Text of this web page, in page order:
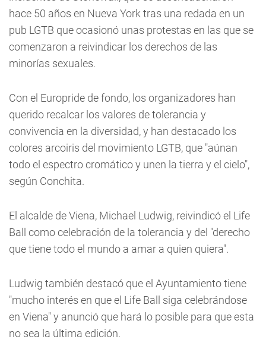
hace 50 años en Nueva York tras una redada en un
pub LGTB que ocasionó unas protestas en las que se
comenzaron a reivindicar los derechos de las
minorías sexuales.
Con el Europride de fondo, los organizadores han
querido recalcar los valores de tolerancia y
convivencia en la diversidad, y han destacado los
colores arcoiris del movimiento LGTB, que "aúnan
todo el espectro cromático y unen la tierra y el cielo",
según Conchita.
El alcalde de Viena, Michael Ludwig, reivindicó el Life
Ball como celebración de la tolerancia y del "derecho
que tiene todo el mundo a amar a quien quiera".
Ludwig también destacó que el Ayuntamiento tiene
"mucho interés en que el Life Ball siga celebrándose
en Viena" y anunció que hará lo posible para que esta
no sea la última edición.